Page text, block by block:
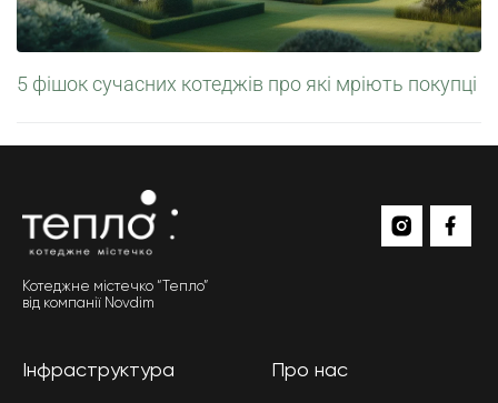
5 фішок сучасних котеджів про які мріють покупці
Котеджне містечко “Тепло”
від компанії Novdim
Інфраструктура Про нас